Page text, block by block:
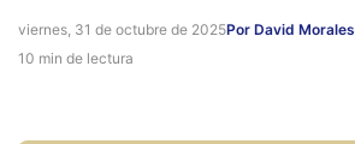
viernes, 31 de octubre de 2025Por David Morales
10 min de lectura